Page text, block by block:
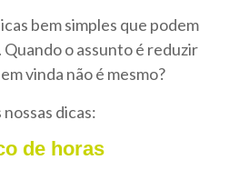
bem simples que podem
o assunto é reduzir
vinda não é mesmo?
dicas:
de horas